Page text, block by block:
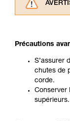
pouvoir
avec
Précautions
S’assurer
chutes de
corde.
Conserver
supérieurs.